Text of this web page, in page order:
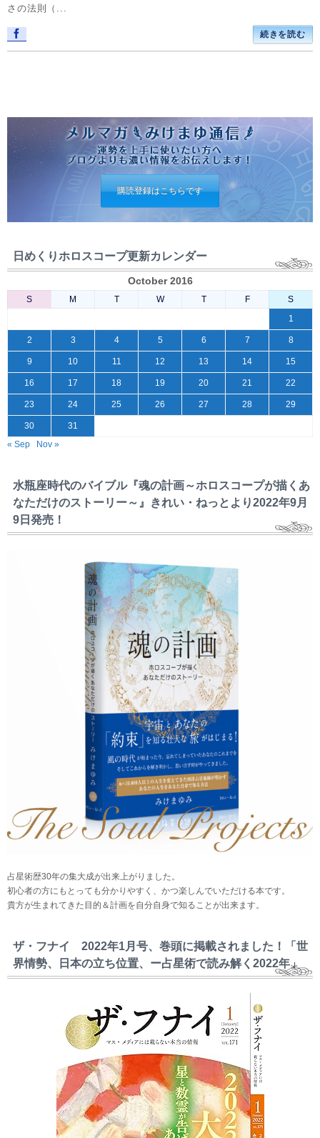
さの法則（...
続きを読む
購読登録はこちらです
日めくりホロスコープ更新カレンダー
October 2016
S M T W T F
S
1
2 3 4 5 6 7 8
9 10 11 12 13 14 15
16 17 18 19 20 21 22
23 24 25 26 27 28 29
30
31
« Sep
Nov »
水瓶座時代のバイブル『魂の計画～ホロスコープが描くあ
なただけのストーリー～』きれい・ねっとより2022年9月
9日発売！
占星術歴30年の集大成が出来上がりました。
初心者の方にもとっても分かりやすく、かつ楽しんでいただける本です。
貴方が生まれてきた目的＆計画を自分自身で知ることが出来ます。
ザ・フナイ 2022年1月号、巻頭に掲載されました！「世
界情勢、日本の立ち位置、ー占星術で読み解く2022年」